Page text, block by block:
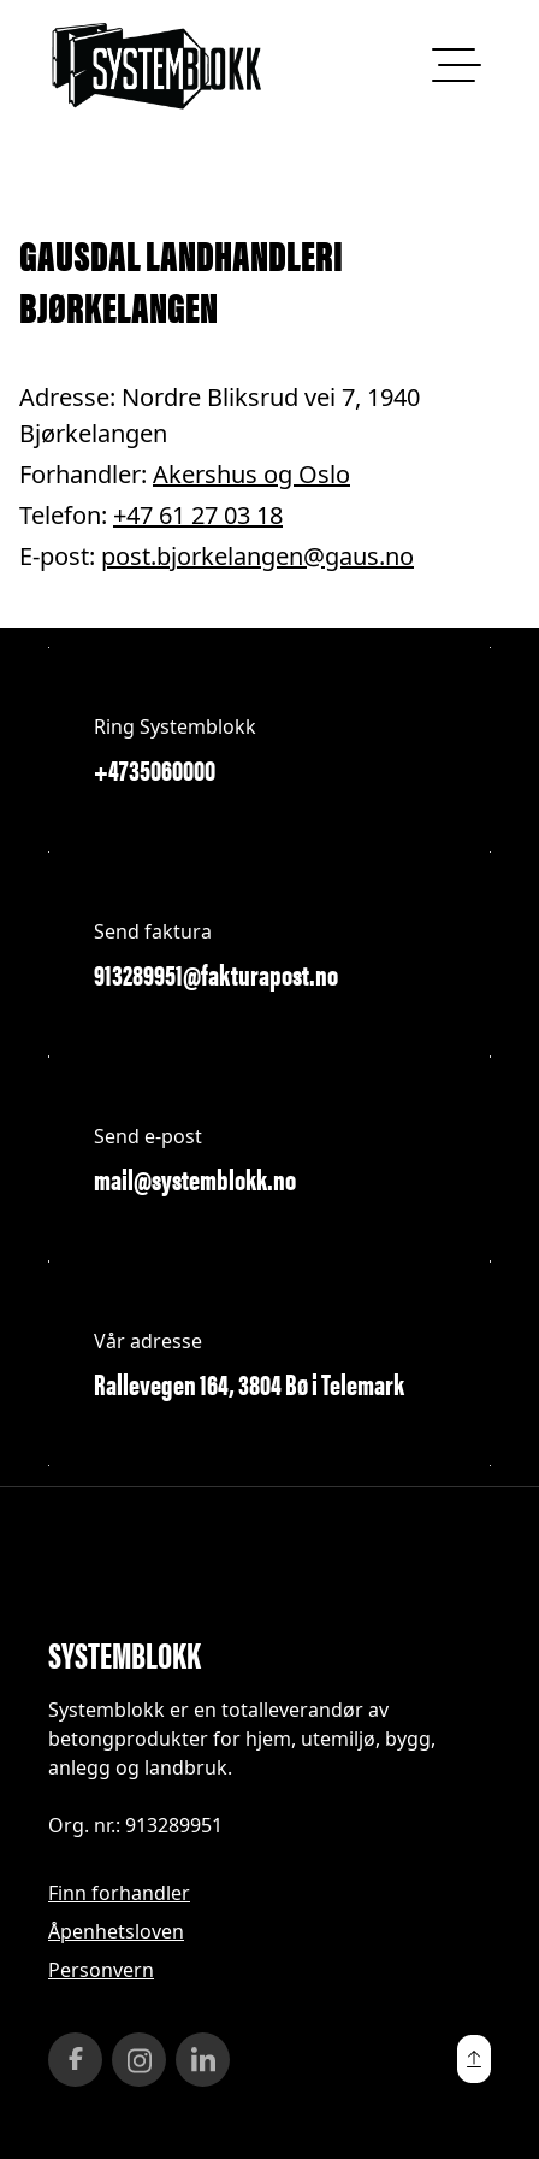
GAUSDAL LANDHANDLERI
BJØRKELANGEN
Adresse: Nordre Bliksrud vei 7, 1940
Bjørkelangen
Forhandler: Akershus og Oslo
Telefon: +47 61 27 03 18
E-post: post.bjorkelangen@gaus.no
Ring Systemblokk
+4735060000
Send faktura
913289951@fakturapost.no
Send e-post
mail@systemblokk.no
Vår adresse
Rallevegen 164, 3804 Bø i Telemark
SYSTEMBLOKK
Systemblokk er en totalleverandør av
betongprodukter for hjem, utemiljø, bygg,
anlegg og landbruk.
Org. nr.: 913289951
Finn forhandler
Åpenhetsloven
Personvern